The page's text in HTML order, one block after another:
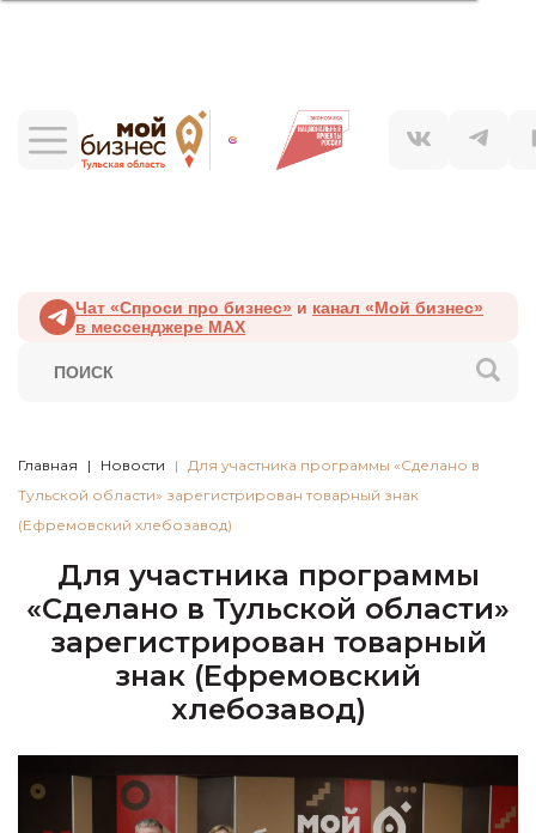
Чат «Спроси про бизнес» и канал «Мой бизнес»
в мессенджере MAX
Главная Новости
Для участника программы «Сделано в
Тульской области» зарегистрирован товарный знак
(Ефремовский хлебозавод)
Для участника программы
«Сделано в Тульской области»
зарегистрирован товарный
знак (Ефремовский
хлебозавод)